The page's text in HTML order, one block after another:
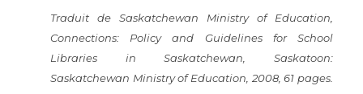
Traduit de Saskatchewan Ministry of Education,
Connections: Policy and Guidelines for School
Libraries in Saskatchewan, Saskatoon:
Saskatchewan Ministry of Education, 2008, 61 pages.